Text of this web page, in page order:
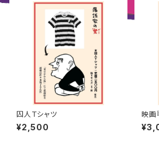
囚人Ｔシャツ
¥2,500
映画
楽亭